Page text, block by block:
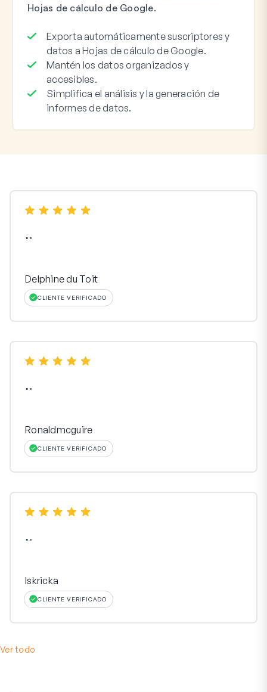
Hojas de cálculo de Google.
Exporta automáticamente suscriptores y
datos a Hojas de cálculo de Google.
Mantén los datos organizados y
accesibles.
Simplifica el análisis y la generación de
informes de datos.
""
Delphine du Toit
CLIENTE VERIFICADO
""
Ronaldmcguire
CLIENTE VERIFICADO
""
Iskricka
CLIENTE VERIFICADO
Ver todo